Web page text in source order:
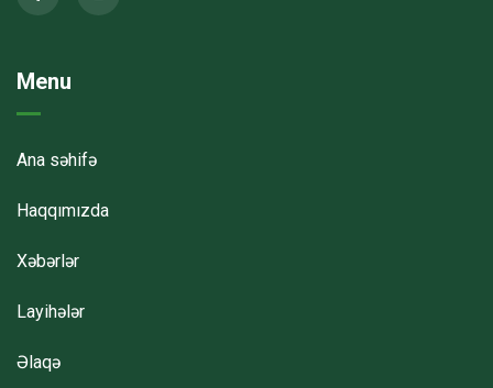
Menu
Ana səhifə
Haqqımızda
Xəbərlər
Layihələr
Əlaqə